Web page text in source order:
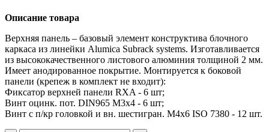
Описание товара
Верхняя панель – базовый элемент конструктива блочного
каркаса из линейки Alumica Subrack systems. Изготавливается
из высококачественного листового алюминия толщиной 2 мм.
Имеет анодированное покрытие. Монтируется к боковой
панели (крепеж в комплект не входит):
Фиксатор верхней панели RXA - 6 шт;
Винт оцинк. пот. DIN965 М3х4 - 6 шт;
Винт с п/кр головкой и вн. шестигран. М4x6 ISO 7380 - 12 шт.